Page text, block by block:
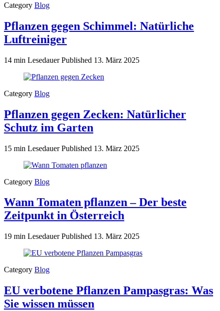
Category Blog
Pflanzen gegen Schimmel: Natürliche
Luftreiniger
14 min LesedauerPublished 13. März 2025
Category Blog
Pflanzen gegen Zecken: Natürlicher
Schutz im Garten
15 min LesedauerPublished 13. März 2025
Category Blog
Wann Tomaten pflanzen – Der beste
Zeitpunkt in Österreich
19 min LesedauerPublished 13. März 2025
Category Blog
EU verbotene Pflanzen Pampasgras: Was
Sie wissen müssen